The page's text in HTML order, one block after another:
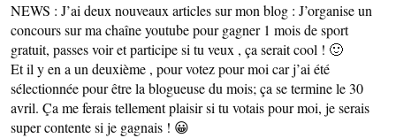
NEWS : J’ai deux nouveaux articles sur mon blog : J’organise un
concours sur ma chaîne youtube pour gagner 1 mois de sport
gratuit, passes voir et participe si tu veux , ça serait cool ! 🙂
Et il y en a un deuxième , pour votez pour moi car j’ai été
sélectionnée pour être la blogueuse du mois; ça se termine le 30
avril. Ça me ferais tellement plaisir si tu votais pour moi, je serais
super contente si je gagnais ! 😀